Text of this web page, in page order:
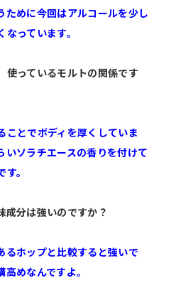
ために今回はアルコールを少し
っています。
使っているモルトの関係です
ことでボディを厚くしていま
いソラチエースの香りを付けて
。
成分は強いのですか？
るホップと比較すると強いで
めなんですよ。